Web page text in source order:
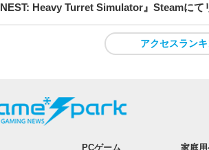
NEST: Heavy Turret Simulator』Steamにて
アクセスラン
PCゲーム 家庭